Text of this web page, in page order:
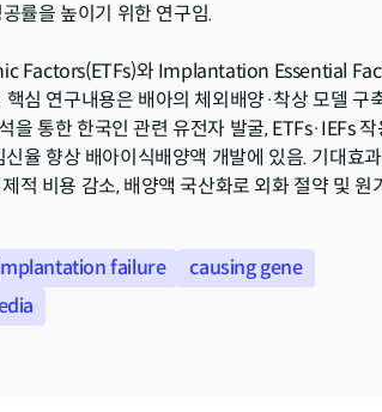
률을 높이기 위한 연구임.
Factors(ETFs)와 Implantation Essential
심 연구내용은 배아의 체외배양·착상 모델 구
통한 한국인 관련 유전자 발굴, ETFs·IEFs 작
율 향상 배아이식배양액 개발에 있음. 기대효
적 비용 감소, 배양액 국산화로 외화 절약 및 원
failure
causing gene